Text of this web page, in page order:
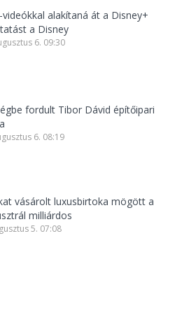
videókkal alakítaná át a Disney+
a Disney
6. 09:30
fordult Tibor Dávid építőipari
6. 08:19
vásárolt luxusbirtoka mögött a
milliárdos
5. 07:08